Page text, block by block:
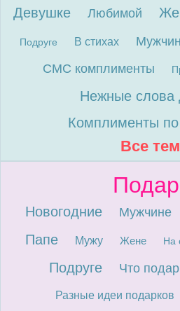
Девушке Любимой
Подруге В стихах
СМС комплименты
Нежные слова
Комплименты
Все
Новогодние Мужчине
Папе Мужу Жене На
Подруге
Что
Разные идеи подарков